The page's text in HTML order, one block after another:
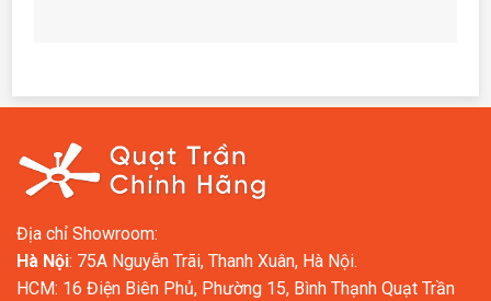
Địa chỉ Showroom:
Hà Nội: 75A Nguyễn Trãi, Thanh Xuân, Hà Nội.
HCM: 16 Điện Biên Phủ, Phường 15, Bình Thạnh Quạt Trần